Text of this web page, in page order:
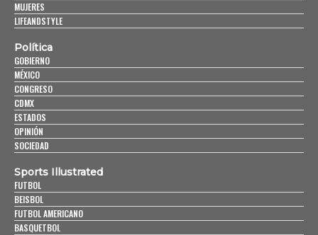
MUJERES
LIFEANDSTYLE
Política
GOBIERNO
MÉXICO
CONGRESO
CDMX
ESTADOS
OPINIÓN
SOCIEDAD
Sports Illustrated
FUTBOL
BEISBOL
FUTBOL AMERICANO
BASQUETBOL